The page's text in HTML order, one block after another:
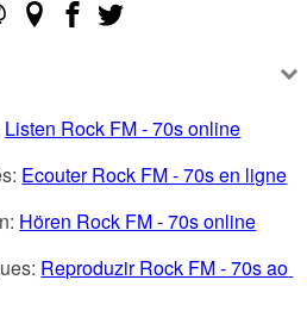
Listen Rock FM - 70s online
Ecouter Rock FM - 70s en ligne
Hören Rock FM - 70s online
Reproduzir Rock FM - 70s ao